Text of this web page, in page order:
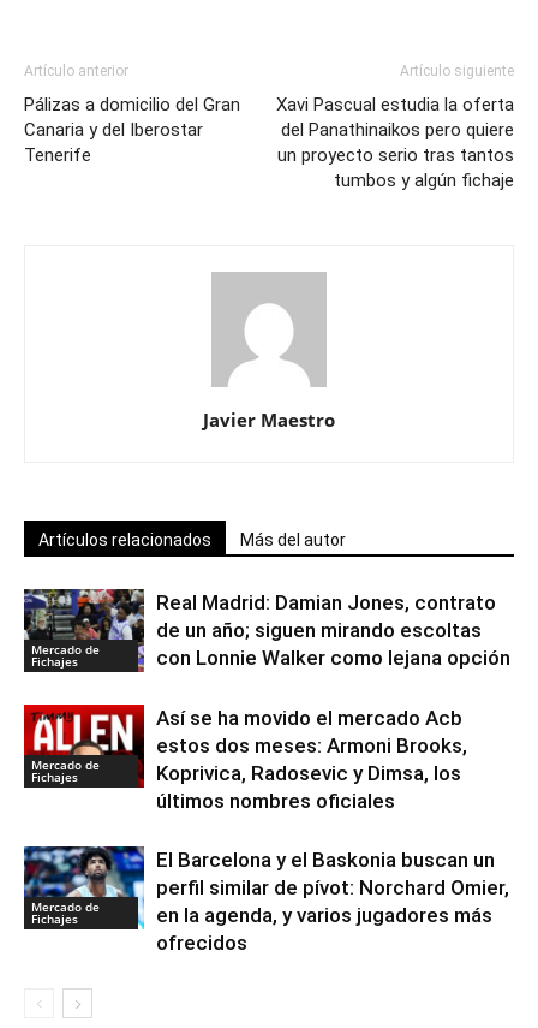
Artículo anterior
Pálizas a domicilio del Gran
Canaria y del Iberostar
Tenerife
Artículo siguiente
Xavi Pascual estudia la oferta
del Panathinaikos pero quiere
un proyecto serio tras tantos
tumbos y algún fichaje
Javier Maestro
Artículos relacionados Más del autor
Mercado de
Fichajes
Real Madrid: Damian Jones, contrato
de un año; siguen mirando escoltas
con Lonnie Walker como lejana opción
Mercado de
Fichajes
Así se ha movido el mercado Acb
estos dos meses: Armoni Brooks,
Koprivica, Radosevic y Dimsa, los
últimos nombres oficiales
Mercado de
Fichajes
El Barcelona y el Baskonia buscan un
perfil similar de pívot: Norchard Omier,
en la agenda, y varios jugadores más
ofrecidos